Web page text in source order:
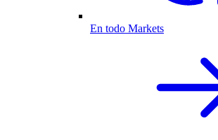
En todo Markets